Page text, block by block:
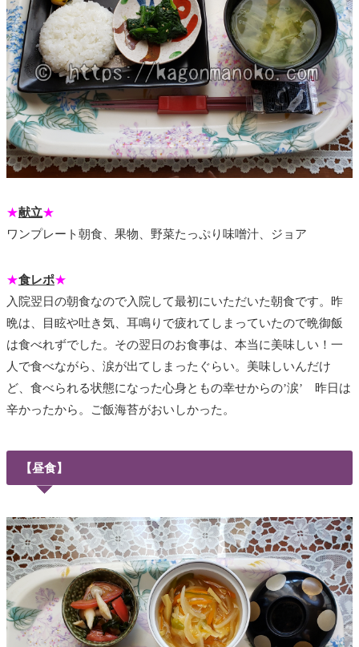
★献立★
ワンプレート朝食、果物、野菜たっぷり味噌汁、ジョア
★食レポ★
入院翌日の朝食なので入院して最初にいただいた朝食です。昨
晩は、目眩や吐き気、耳鳴りで疲れてしまっていたので晩御飯
は食べれずでした。その翌日のお食事は、本当に美味しい！一
人で食べながら、涙が出てしまったぐらい。美味しいんだけ
ど、食べられる状態になった心身ともの幸せからの’涙’ 昨日は
辛かったから。ご飯海苔がおいしかった。
【昼食】